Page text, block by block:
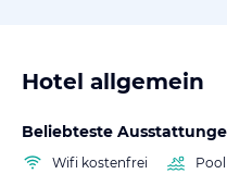
Hotel allgemein
Beliebteste
Wifi kostenfrei